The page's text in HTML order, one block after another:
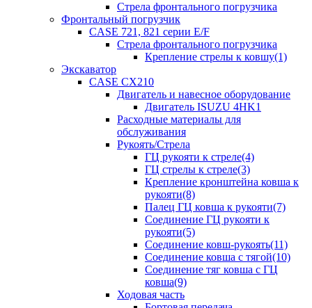
Стрела фронтального погрузчика
Фронтальный погрузчик
CASE 721, 821 серии E/F
Стрела фронтального погрузчика
Крепление стрелы к ковшу(1)
Экскаватор
CASE CX210
Двигатель и навесное оборудование
Двигатель ISUZU 4HK1
Расходные материалы для
обслуживания
Рукоять/Стрела
ГЦ рукояти к стреле(4)
ГЦ стрелы к стреле(3)
Крепление кронштейна ковша к
рукояти(8)
Палец ГЦ ковша к рукояти(7)
Соединение ГЦ рукояти к
рукояти(5)
Соединение ковш-рукоять(11)
Соединение ковша с тягой(10)
Соединение тяг ковша с ГЦ
ковша(9)
Ходовая часть